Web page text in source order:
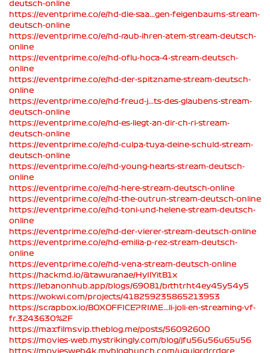
deutsch-online
https://eventprime.co/e/hd-die-saa...gen-feigenbaums-stream-
deutsch-online
https://eventprime.co/e/hd-raub-ihren-atem-stream-deutsch-
online
https://eventprime.co/e/hd-oflu-hoca-4-stream-deutsch-
online
https://eventprime.co/e/hd-der-spitzname-stream-deutsch-
online
https://eventprime.co/e/hd-freud-j...ts-des-glaubens-stream-
deutsch-online
https://eventprime.co/e/hd-es-liegt-an-dir-ch-ri-stream-
deutsch-online
https://eventprime.co/e/hd-culpa-tuya-deine-schuld-stream-
deutsch-online
https://eventprime.co/e/hd-young-hearts-stream-deutsch-
online
https://eventprime.co/e/hd-here-stream-deutsch-online
https://eventprime.co/e/hd-the-outrun-stream-deutsch-online
https://eventprime.co/e/hd-toni-und-helene-stream-deutsch-
online
https://eventprime.co/e/hd-der-vierer-stream-deutsch-online
https://eventprime.co/e/hd-emilia-p-rez-stream-deutsch-
online
https://eventprime.co/e/hd-vena-stream-deutsch-online
https://hackmd.io/@tawuranae/HyIlYitB1x
https://lebanonhub.app/blogs/69081/brthtrht4ey45y54y5
https://wokwi.com/projects/418259235865213953
https://scrapbox.io/BOXOFFICEPRIME...li-joli-en-streaming-vf-
fr.3243630%2F
https://maxfilmsvip.theblog.me/posts/56092600
https://movies-web.mystrikingly.com/blog/jfu56u56u65u56
https://moviesweb4k.mybloghunch.com/uguigrdrrdgre